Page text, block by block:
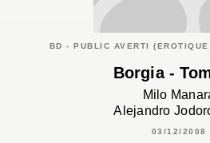
BD - PUBLIC AVERTI
Borgia -
Milo
Alejandro
03/12/2008